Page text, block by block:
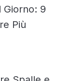
Giorno: 9
Più